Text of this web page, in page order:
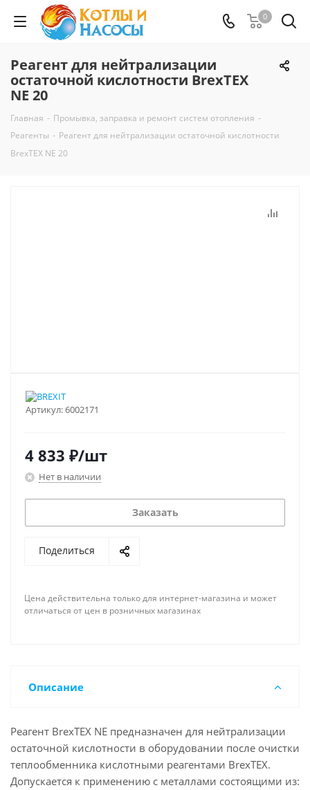
0
Реагент для нейтрализации
остаточной кислотности BrexTEX
NE 20
Главная - Промывка, заправка и ремонт систем отопления -
Реагенты - Реагент для нейтрализации остаточной кислотности
BrexTEX NE 20
Артикул:6002171
4 833 ₽/шт
Нет в наличии
Заказать
Поделиться
Цена действительна только для интернет-магазина и может
отличаться от цен в розничных магазинах
Описание
Реагент BrexTEX NE предназначен для нейтрализации
остаточной кислотности в оборудовании после очистки
теплообменника кислотными реагентами BrexTEX.
Допускается к применению с металлами состоящими из: